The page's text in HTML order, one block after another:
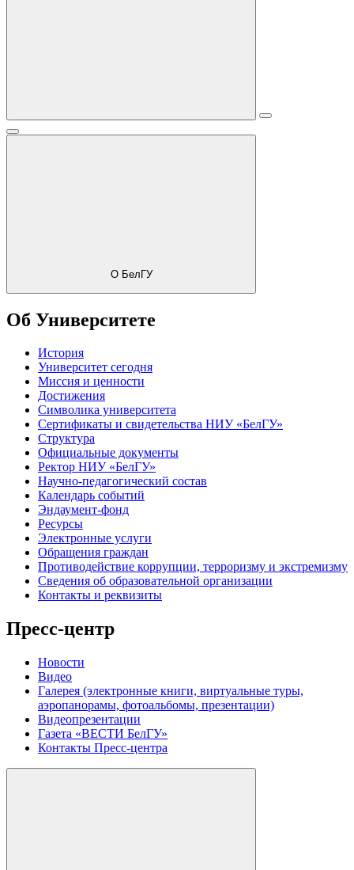
О БелГУ
Об Университете
История
Университет сегодня
Миссия и ценности
Достижения
Символика университета
Сертификаты и свидетельства НИУ «БелГУ»
Структура
Официальные документы
Ректор НИУ «БелГУ»
Научно-педагогический состав
Календарь событий
Эндаумент-фонд
Ресурсы
Электронные услуги
Обращения граждан
Противодействие коррупции, терроризму и экстремизму
Сведения об образовательной организации
Контакты и реквизиты
Пресс-центр
Новости
Видео
Галерея (электронные книги, виртуальные туры,
аэропанорамы, фотоальбомы, презентации)
Видеопрезентации
Газета «ВЕСТИ БелГУ»
Контакты Пресс-центра